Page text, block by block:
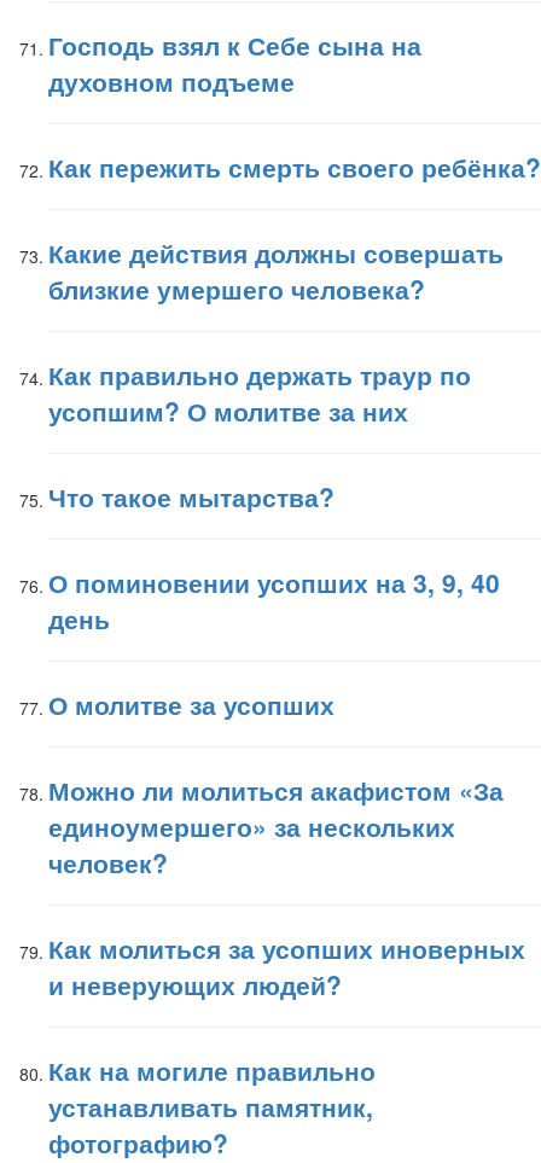
Господь взял к Себе сына на
духовном подъеме
Как пережить смерть своего ребёнка?
Какие действия должны совершать
близкие умершего человека?
Как правильно держать траур по
усопшим? О молитве за них
Что такое мытарства?
О поминовении усопших на 3, 9, 40
день
О молитве за усопших
Можно ли молиться акафистом «За
единоумершего» за нескольких
человек?
Как молиться за усопших иноверных
и неверующих людей?
Как на могиле правильно
устанавливать памятник,
фотографию?